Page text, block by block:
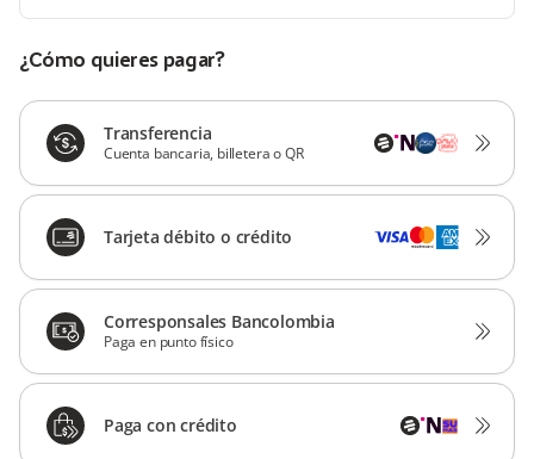
¿Cómo quieres pagar?
Transferencia
Cuenta bancaria, billetera o QR
Tarjeta débito o crédito
Corresponsales Bancolombia
Paga en punto físico
Paga con crédito